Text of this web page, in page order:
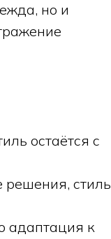
но и
остаётся с
решения, стиль
адаптация к